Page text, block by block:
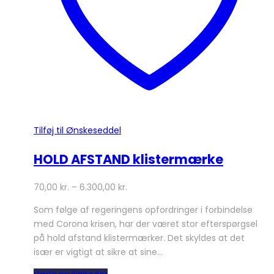
Tilføj til Ønskeseddel
HOLD AFSTAND klistermærke
70,00 kr. – 6.300,00 kr.
Som følge af regeringens opfordringer i forbindelse
med Corona krisen, har der været stor efterspørgsel
på hold afstand klistermærker. Det skyldes at det
især er vigtigt at sikre at sine…